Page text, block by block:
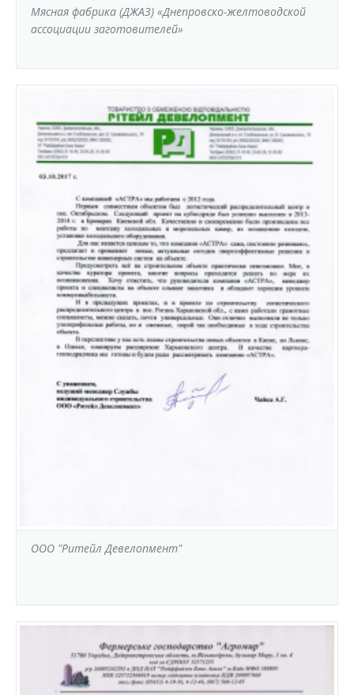
Мясная фабрика (ДЖАЗ) «Днепровско-желтоводской
ассоциации заготовителей»
ООО "Ритейл Девелопмент"